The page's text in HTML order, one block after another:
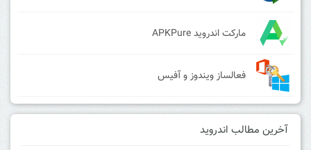
مارکت اندروید APKPure
فعالساز ویندوز و آفیس
آخرین مطالب اندروید